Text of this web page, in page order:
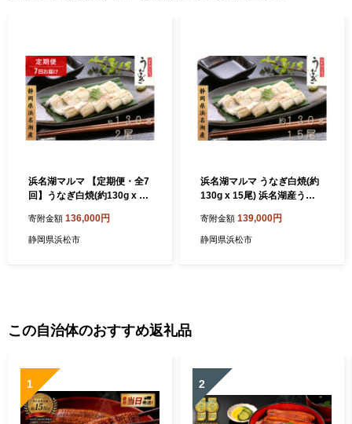
浜名湖マルマ 【定期便・全7
回】うなぎ白焼(約130g x 2
産 ギフト 贈答 土用の丑の日
白焼 鰻 うなぎ 真空 個包装
寄附金額 136,000円
静岡県浜松市
浜名湖マルマ うなぎ白焼(約
130g x 15尾) 浜名湖産うな
土用の丑の日 白焼 鰻 うなぎ
真空 個包装 冷凍 浜名湖 グル
寄附金額 139,000円
静岡県浜松市
この自治体のおすすめ返礼品
1 2